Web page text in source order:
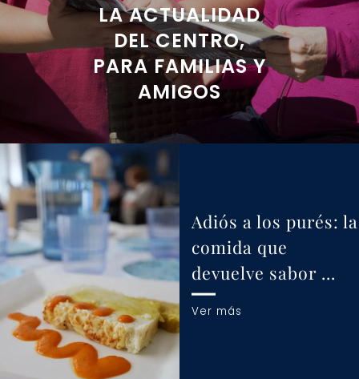
LA ACTUALIDAD
DEL CENTRO,
PARA FAMILIAS Y
AMIGOS
Adiós a los purés: la
comida que
devuelve sabor …
Ver más